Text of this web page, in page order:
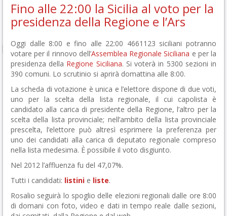
Fino alle 22:00 la Sicilia al voto per la
presidenza della Regione e l’Ars
Oggi dalle 8:00 e fino alle 22:00 4661123 siciliani potranno
votare per il rinnovo dell’Assemblea Regionale Siciliana e per la
presidenza della Regione Siciliana. Si voterà in 5300 sezioni in
390 comuni. Lo scrutinio si aprirà domattina alle 8:00.
La scheda di votazione è unica e l’elettore dispone di due voti,
uno per la scelta della lista regionale, il cui capolista è
candidato alla carica di presidente della Regione, l’altro per la
scelta della lista provinciale; nell’ambito della lista provinciale
prescelta, l’elettore può altresì esprimere la preferenza per
uno dei candidati alla carica di deputato regionale compreso
nella lista medesima. È possibile il voto disgiunto.
Nel 2012 l’affluenza fu del 47,07%.
Tutti i candidati: listini e liste.
Rosalio seguirà lo spoglio delle elezioni regionali dalle ore 8:00
di domani con foto, video e dati in tempo reale dalle sezioni,